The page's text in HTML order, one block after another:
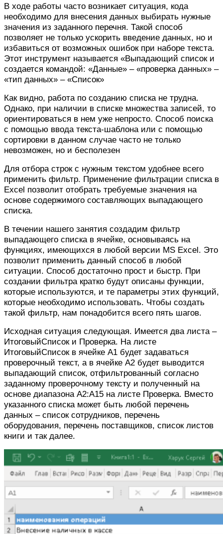
В ходе работы часто возникает ситуация, кода
необходимо для внесения данных выбирать нужные
значения из заданного перечня. Такой способ
позволяет не только ускорить введение данных, но и
избавиться от возможных ошибок при наборе текста.
Этот инструмент называется «Выпадающий список и
создается командой: «Данные» – «проверка данных» –
«тип данных» – «Список»
Как видно, работа по созданию списка не трудна.
Однако, при наличии в списке множества записей, то
ориентироваться в нем уже непросто. Способ поиска
с помощью ввода текста-шаблона или с помощью
сортировки в данном случае часто не только
невозможен, но и бесполезен
Для отбора строк с нужным текстом удобнее всего
применить фильтр. Применение фильтрации списка в
Excel позволит отобрать требуемые значения на
основе содержимого составляющих выпадающего
списка.
В течении нашего занятия создадим фильтр
выпадающего списка в ячейке, основываясь на
функциях, имеющихся в любой версии MS Excel. Это
позволит применить данный способ в любой
ситуации. Способ достаточно прост и быстр. При
создании фильтра кратко будут описаны функции,
которые используются, и те параметры этих функций,
которые необходимо использовать. Чтобы создать
такой фильтр, нам понадобится всего пять шагов.
Исходная ситуация следующая. Имеется два листа –
ИтоговыйСписок и Проверка. На листе
ИтоговыйСписок в ячейке А1 будет задаваться
проверочный текст, а в ячейке А2 будет выводится
выпадающий список, отфильтрованный согласно
заданному проверочному тексту и полученный на
основе диапазона А2:А15 на листе Проверка. Вместо
указанного списка может быть любой перечень
данных – список сотрудников, перечень
оборудования, перечень поставщиков, список листов
книги и так далее.